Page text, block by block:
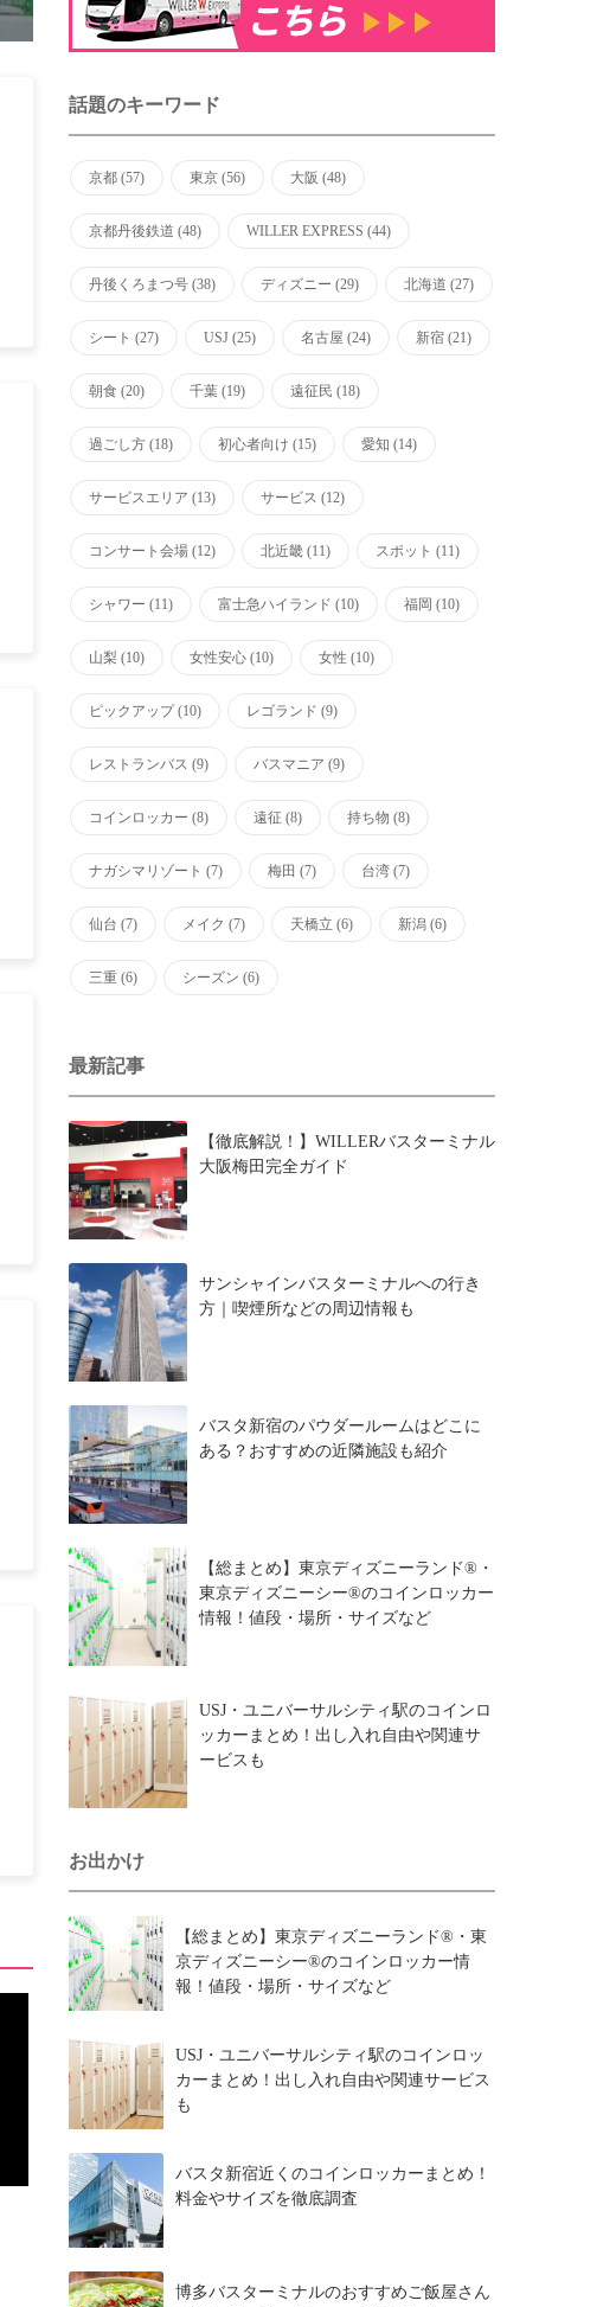
話題のキーワード
京都 (57) 東京 (56) 大阪 (48)
京都丹後鉄道 (48) WILLER EXPRESS (44)
丹後くろまつ号 (38) ディズニー (29) 北海道 (27)
シート (27) USJ (25) 名古屋 (24) 新宿 (21)
朝食 (20) 千葉 (19) 遠征民 (18)
過ごし方 (18) 初心者向け (15) 愛知 (14)
サービスエリア (13) サービス (12)
コンサート会場 (12) 北近畿 (11) スポット (11)
シャワー (11) 富士急ハイランド (10) 福岡 (10)
山梨 (10) 女性安心 (10) 女性 (10)
ピックアップ(10) レゴランド (9)
レストランバス (9) バスマニア (9)
コインロッカー (8) 遠征 (8) 持ち物 (8)
ナガシマリゾート (7) 梅田 (7) 台湾 (7)
仙台 (7) メイク (7) 天橋立 (6) 新潟 (6)
三重 (6) シーズン (6)
最新記事
【徹底解説！】WILLERバスターミナル
大阪梅田完全ガイド
サンシャインバスターミナルへの行き
方｜喫煙所などの周辺情報も
バスタ新宿のパウダールームはどこに
ある？おすすめの近隣施設も紹介
【総まとめ】東京ディズニーランド®・
東京ディズニーシー®のコインロッカー
情報！値段・場所・サイズなど
USJ・ユニバーサルシティ駅のコインロ
ッカーまとめ！出し入れ自由や関連サ
ービスも
お出かけ
【総まとめ】東京ディズニーランド®・東
京ディズニーシー®のコインロッカー情
報！値段・場所・サイズなど
USJ・ユニバーサルシティ駅のコインロッ
カーまとめ！出し入れ自由や関連サービス
も
バスタ新宿近くのコインロッカーまとめ！
料金やサイズを徹底調査
博多バスターミナルのおすすめご飯屋さん